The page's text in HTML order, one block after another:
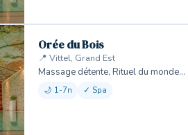
Orée du Bois
📍 Vittel, Grand Est
Massage détente, Rituel du monde…
🌙 1-7n ✓ Spa